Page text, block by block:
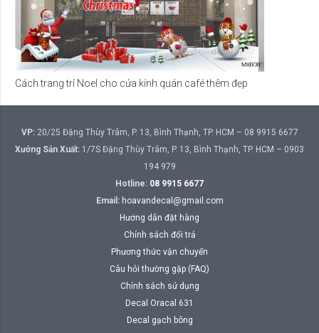
Cách trang trí Noel cho cửa kính quán café thêm đẹp
VP:20/25 Đặng Thùy Trâm, P. 13, Bình Thạnh, TP. HCM – 08 9915 6677
Xưởng Sản Xuất: 1/7S Đặng Thùy Trâm, P. 13, Bình Thạnh, TP. HCM – 0903
194 979
Hotline: 08 9915 6677
Email: hoavandecal@gmail.com
Hướng dẫn đặt hàng
Chính sách đổi trả
Phương thức vận chuyển
Câu hỏi thường gặp (FAQ)
Chính sách sử dụng
Decal Oracal 631
Decal gạch bông